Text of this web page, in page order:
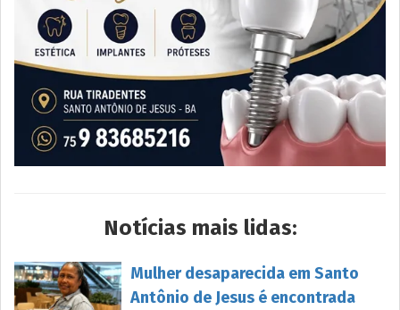
Notícias mais lidas:
Mulher desaparecida em Santo
Antônio de Jesus é encontrada